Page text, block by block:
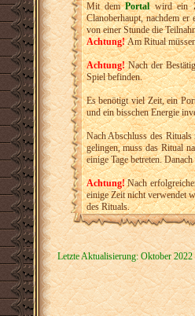
Mit demPortalwird ein
Clanoberhaupt, nachdem
von einer Stunde die
Achtung!Am Ritual
Achtung!Nach der
Spiel befinden.
Es benötigt viel Zeit, ein
und ein bisschen Energie
Nach Abschluss des
gelingen, muss das Ritual
einige Tage betreten.
Achtung!Nach
einige Zeit nicht verwendet
des Rituals.
Letzte Aktualisierung: Oktober 2022